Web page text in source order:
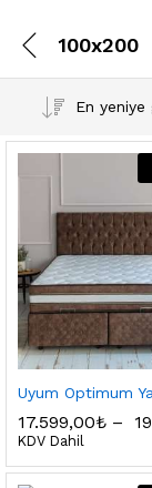
100x200
Uyum Optimum
17.599,00₺ –
KDV Dahil